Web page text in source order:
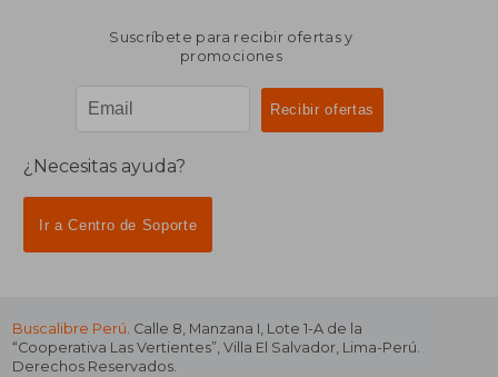
Suscríbete para recibir ofertas y
promociones
¿Necesitas ayuda?
Ir a Centro de Soporte
Buscalibre Perú. Calle 8, Manzana I, Lote 1-A de la
“Cooperativa Las Vertientes”, Villa El Salvador, Lima-Perú.
Derechos Reservados.